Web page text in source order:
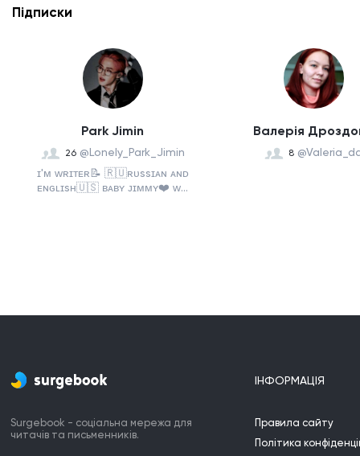
Підписки
Park Jimin
26 @Lonely_Park_Jimin
ɪ'ᴍ ᴡʀɪᴛᴇʀ📝 🇷🇺ʀᴜssɪᴀɴ ᴀɴᴅ
ᴇɴɢʟɪsʜ🇺🇸 ʙᴀʙʏ ᴊɪᴍᴍʏ❤️ ᴡ...
Валерія
8
Surgebook - соціальна мережа для
читачів та письменників.
ІНФОРМАЦІЯ
Правила сайту
Політика